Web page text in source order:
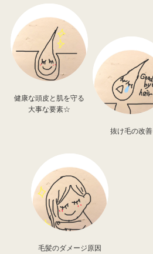
健康な頭皮と肌を守る
大事な要素☆
抜け毛の改善
毛髪のダメージ原因